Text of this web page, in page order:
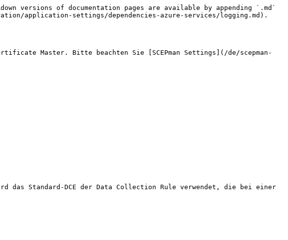
versions of documentation pages are available by appending `.md`
application-settings/dependencies-azure-services/logging.md).
Master. Bitte beachten Sie [SCEPman Settings](/de/scepman-
das Standard-DCE der Data Collection Rule verwendet, die bei einer